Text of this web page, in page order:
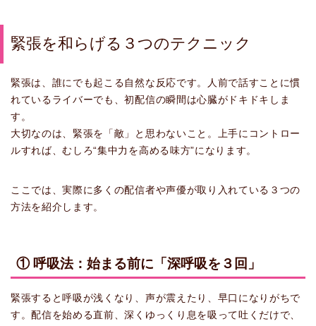
緊張を和らげる３つのテクニック
緊張は、誰にでも起こる自然な反応です。人前で話すことに慣
れているライバーでも、初配信の瞬間は心臓がドキドキしま
す。
大切なのは、緊張を「敵」と思わないこと。上手にコントロー
ルすれば、むしろ“集中力を高める味方”になります。
ここでは、実際に多くの配信者や声優が取り入れている３つの
方法を紹介します。
① 呼吸法：始まる前に「深呼吸を３回」
緊張すると呼吸が浅くなり、声が震えたり、早口になりがちで
す。配信を始める直前、深くゆっくり息を吸って吐くだけで、